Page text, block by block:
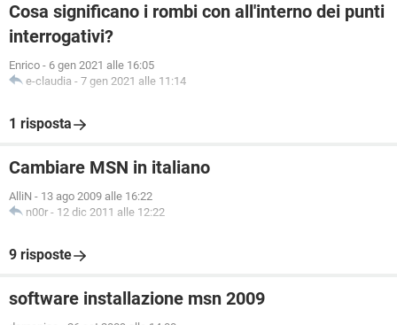
Cosa significano i rombi con all'interno dei punti
interrogativi?
Enrico - 6 gen 2021 alle 16:05
e-claudia - 7 gen 2021 alle 11:14
1 risposta
Cambiare MSN in italiano
AlliN - 13 ago 2009 alle 16:22
n00r - 12 dic 2011 alle 12:22
9 risposte
software installazione msn 2009